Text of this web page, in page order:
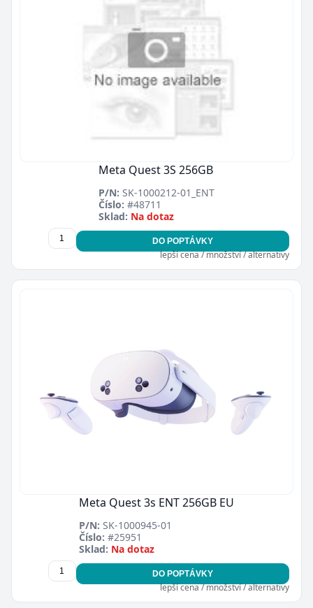
Meta Quest 3S 256GB
P/N: SK-1000212-01_ENT
Číslo: #48711
Sklad: Na dotaz
DO POPTÁVKY
lepší cena / množství / alternativy
Meta Quest 3s ENT 256GB EU
P/N: SK-1000945-01
Číslo: #25951
Sklad: Na dotaz
DO POPTÁVKY
lepší cena / množství / alternativy